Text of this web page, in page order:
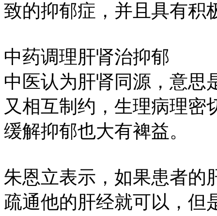
致的抑郁症，并且具有积
中药调理肝肾治抑郁
中医认为肝肾同源，意思
又相互制约，生理病理密
缓解抑郁也大有裨益。
朱恩立表示，如果患者的
疏通他的肝经就可以，但